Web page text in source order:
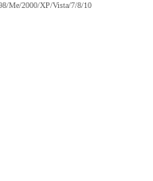
Me/2000/XP/Vista/7/8/10